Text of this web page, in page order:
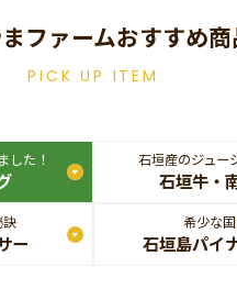
ファームおすすめ商
PICK UP ITEM
した！ 石垣産のジュー
石垣牛・
訣
ー
希少な
石垣島パイ